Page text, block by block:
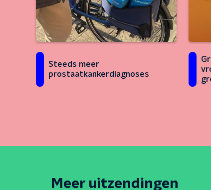
Steeds meer
prostaatkankerdiagnoses
Meer uitzendingen